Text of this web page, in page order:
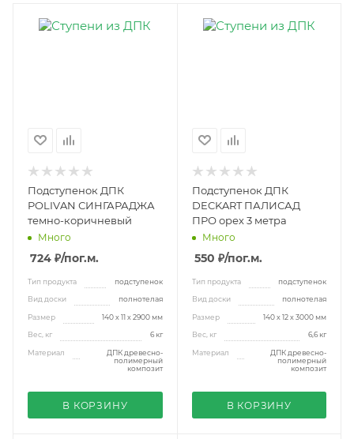
Подступенок ДПК
POLIVAN СИНГАРАДЖА
темно-коричневый
Много
724 ₽/пог.м.
Тип продукта подступенок
Вид доски полнотелая
Размер 140 х 11 х 2900 мм
Вес, кг 6 кг
Материал
ДПК древесно-
полимерный
композит
В КОРЗИНУ
Подступенок ДПК
DECKART ПАЛИСАД
ПРО орех 3 метра
Много
550 ₽/пог.м.
Тип продукта подступенок
Вид доски полнотелая
Размер 140 х 12 х 3000 мм
Вес, кг 6,6 кг
Материал
ДПК древесно-
полимерный
композит
В КОРЗИНУ